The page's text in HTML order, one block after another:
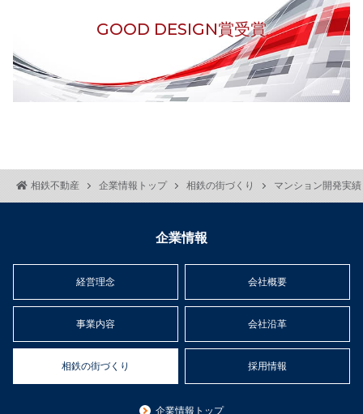
相鉄不動産 企業情報トップ 相鉄の街づくり マンション開発実績
GOOD DESIGN賞受賞
企業情報
企業情報トップ
経営理念 会社概要
事業内容 会社沿革
相鉄の街づくり 採用情報